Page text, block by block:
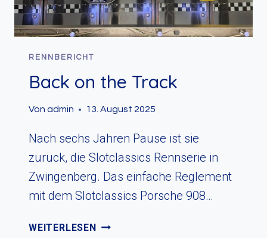
RENNBERICHT
Back on the Track
Von admin 13. August 2025
Nach sechs Jahren Pause ist sie
zurück, die Slotclassics Rennserie in
Zwingenberg. Das einfache Reglement
mit dem Slotclassics Porsche 908…
WEITERLESENBACK